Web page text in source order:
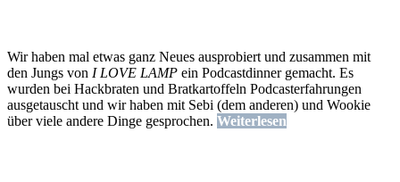
Wir haben mal etwas ganz Neues ausprobiert und zusammen mit
den Jungs von I LOVE LAMP ein Podcastdinner gemacht. Es
wurden bei Hackbraten und Bratkartoffeln Podcasterfahrungen
ausgetauscht und wir haben mit Sebi (dem anderen) und Wookie
über viele andere Dinge gesprochen. Weiterlesen